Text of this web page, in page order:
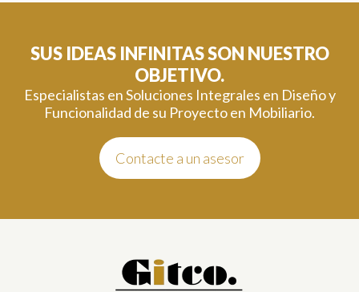
SUS IDEAS INFINITAS SON NUESTRO
OBJETIVO.
Especialistas en Soluciones Integrales en Diseño y
Funcionalidad de su Proyecto en Mobiliario.
Contacte a un asesor